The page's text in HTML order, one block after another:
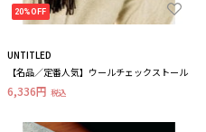
20%OFF
UNTITLED
【名品／定番人気】ウールチェックストール
6,336円 税込